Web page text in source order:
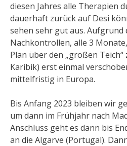
diesen Jahres alle Therapien
dauerhaft zurück auf Desi
sehen sehr gut aus.
Nachkontrollen, alle 3
Plan über den „großen
Karibik) erst einmal
mittelfristig in Europa.
Bis Anfang 2023 bleiben wir
um dann im Frühjahr nach
Anschluss geht es dann bis
an die Algarve (Portugal).